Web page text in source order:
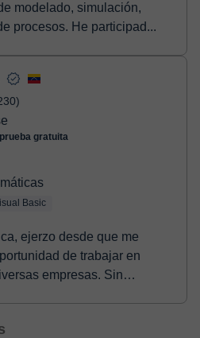
modelado, simulación,
procesos. He participad...
gratuita
Basic
ejerzo desde que me
de trabajar en
empresas. Sin